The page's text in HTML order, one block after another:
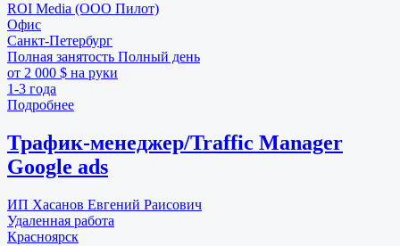
ROI Media (ООО Пилот)
Офис
Санкт-Петербург
Полная занятость Полный день
от 2 000 $ на руки
1-3 года
Подробнее
Трафик-менеджер/Traffic Manager
Google ads
ИП Хасанов Евгений Раисович
Удаленная работа
Красноярск